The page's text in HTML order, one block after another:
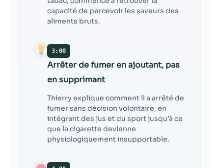
capacité de percevoir les saveurs des
aliments bruts.
3:00
Arrêter de fumer en ajoutant, pas
en supprimant
Thierry explique comment il a arrêté de
fumer sans décision volontaire, en
intégrant des jus et du sport jusqu’à ce
que la cigarette devienne
physiologiquement insupportable.